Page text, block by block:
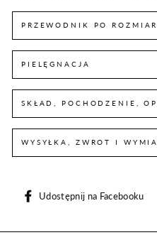
PRZEWODNIK PO
PIELĘGNACJA
SKŁAD, POCHODZENIE,
WYSYŁKA, ZWROT I
Udostępnij na Facebooku